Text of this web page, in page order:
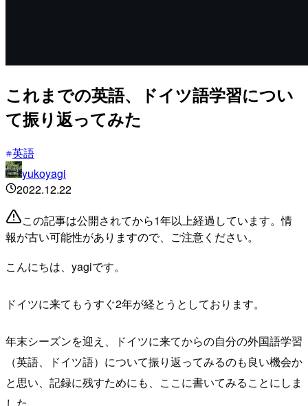
これまでの英語、ドイツ語学習につい
て振り返ってみた
英語
yukoyagi
2022.12.22
この記事は公開されてから1年以上経過しています。情
報が古い可能性がありますので、ご注意ください。
こんにちは、yagiです。
ドイツに来てもうすぐ2年が経とうとしております。
年末シーズンを迎え、ドイツに来てからの自分の外国語学習
（英語、ドイツ語）について振り返ってみるのも良い機会か
と思い、記録に残すためにも、ここに書いてみることにしま
した。